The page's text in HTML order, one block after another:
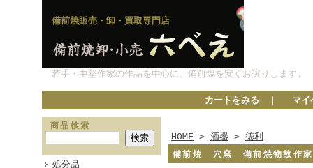
備前焼販売・卸・買取専門店
若手・中堅作家の作品を中心に、備前焼を安くお譲りします。
カートをみる ｜ マイ
商品検索
処分品
HOME > 酒器 > 徳利
備前焼 穴窯 備前焼物故作